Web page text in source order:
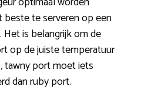
te serveren op een
Het is belangrijk om de
op de juiste temperatuur
tawny port moet iets
dan ruby port.